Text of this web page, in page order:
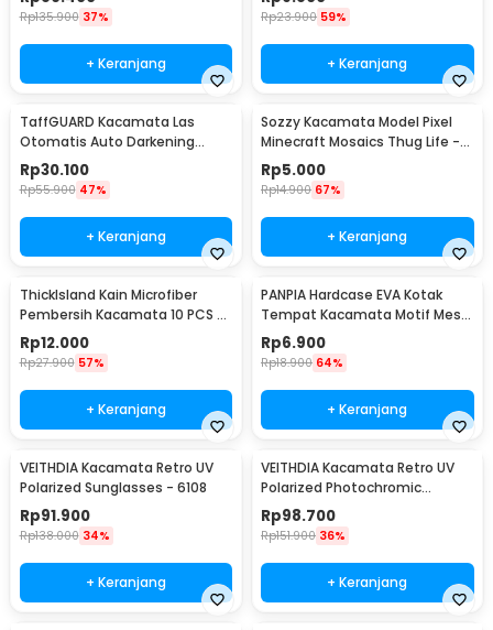
Rp135.900 37%
+ Keranjang
Rp23.900 59%
+ Keranjang
TaffGUARD Kacamata Las
Otomatis Auto Darkening
Soldering Goggles - 5100B
Rp30.100
Rp55.900 47%
+ Keranjang
Sozzy Kacamata Model Pixel
Minecraft Mosaics Thug Life -
W0124
Rp5.000
Rp14.900 67%
+ Keranjang
ThickIsland Kain Microfiber
Pembersih Kacamata 10 PCS -
K-20P
Rp12.000
Rp27.900 57%
+ Keranjang
PANPIA Hardcase EVA Kotak
Tempat Kacamata Motif Mesh
- JL-10029
Rp6.900
Rp18.900 64%
+ Keranjang
VEITHDIA Kacamata Retro UV
Polarized Sunglasses - 6108
Rp91.900
Rp138.000 34%
+ Keranjang
VEITHDIA Kacamata Retro UV
Polarized Photochromic
Sunglasses - 6108
Rp98.700
Rp151.900 36%
+ Keranjang